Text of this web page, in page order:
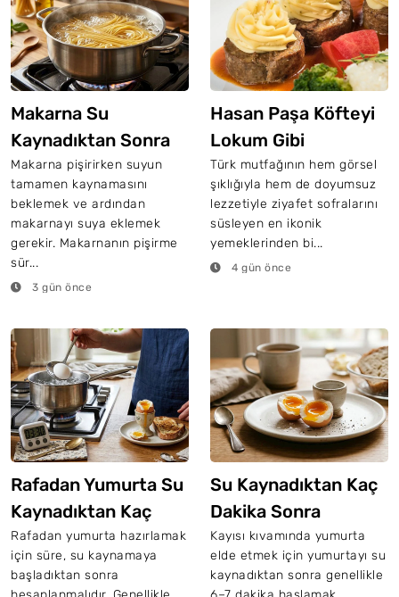
Makarna Su
Kaynadıktan Sonra
Kaç Dakika
Bekletilir?
Makarna pişirirken suyun
tamamen kaynamasını
beklemek ve ardından
makarnayı suya eklemek
gerekir. Makarnanın pişirme
sür...
3 gün önce
Hasan Paşa Köfteyi
Lokum Gibi
Yumuşacık Pişirme
Tüyosu
Türk mutfağının hem görsel
şıklığıyla hem de doyumsuz
lezzetiyle ziyafet sofralarını
süsleyen en ikonik
yemeklerinden bi...
4 gün önce
Rafadan Yumurta Su
Kaynadıktan Kaç
Dakika Sonra Olur?
Rafadan yumurta hazırlamak
için süre, su kaynamaya
başladıktan sonra
Su Kaynadıktan Kaç
Dakika Sonra
Yumurta Kayısı Olur?
Kayısı kıvamında yumurta
elde etmek için yumurtayı su
kaynadıktan sonra genellikle